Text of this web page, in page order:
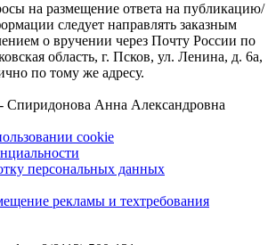
на размещение ответа на публикацию/
следует направлять заказным
о вручении через Почту России по
область, г. Псков, ул. Ленина, д. 6а,
по тому же адресу.
Спиридонова Анна Александровна
cookie
персональных данных
рекламы и техтребования